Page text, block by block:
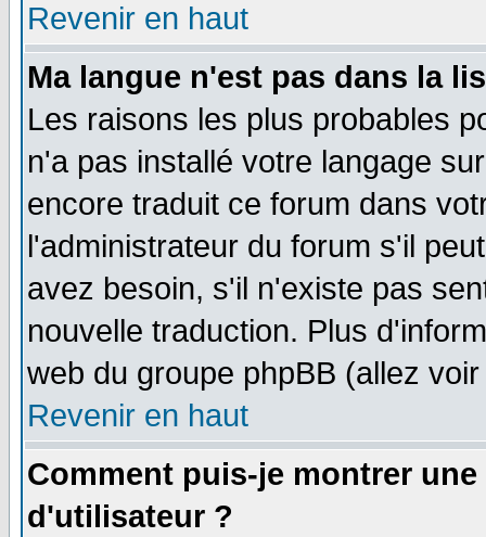
Revenir en haut
Ma langue n'est pas dans la
Les raisons les plus probables
n'a pas installé votre langage
encore traduit ce forum dans
l'administrateur du forum s'il
avez besoin, s'il n'existe pas
nouvelle traduction. Plus
web du groupe phpBB (allez
Revenir en haut
Comment puis-je montrer
d'utilisateur ?